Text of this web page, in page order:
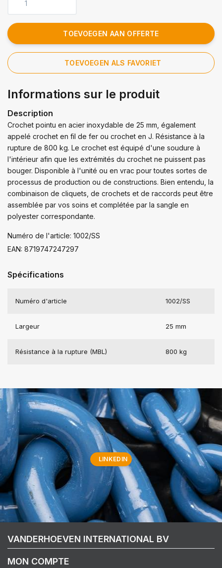
TOEVOEGEN AAN OFFERTE
TOEVOEGEN ALS FAVORIET
Informations sur le produit
Description
Crochet pointu en acier inoxydable de 25 mm, également
appelé crochet en fil de fer ou crochet en J. Résistance à la
rupture de 800 kg. Le crochet est équipé d'une soudure à
l'intérieur afin que les extrémités du crochet ne puissent pas
bouger. Disponible à l'unité ou en vrac pour toutes sortes de
processus de production ou de constructions. Bien entendu, la
combinaison de cliquets, de crochets et de raccords peut être
assemblée par vos soins et complétée par la sangle en
polyester correspondante.
Numéro de l'article: 1002/SS
EAN: 8719747247297
Spécifications
Numéro d'article 1002/SS
Largeur 25 mm
Résistance à la rupture (MBL) 800 kg
LINKEDIN
VANDERHOEVEN INTERNATIONAL BV
MON COMPTE